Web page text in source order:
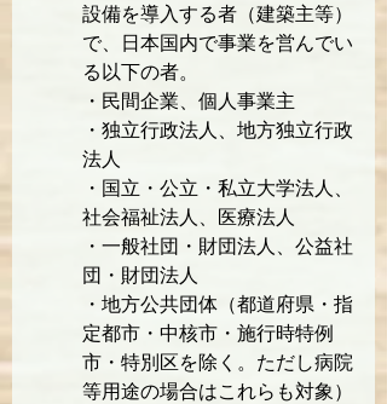
設備を導入する者（建築主等）
で、日本国内で事業を営んでい
る以下の者。
・民間企業、個人事業主
・独立行政法人、地方独立行政
法人
・国立・公立・私立大学法人、
社会福祉法人、医療法人
・一般社団・財団法人、公益社
団・財団法人
・地方公共団体（都道府県・指
定都市・中核市・施行時特例
市・特別区を除く。ただし病院
等用途の場合はこれらも対象）